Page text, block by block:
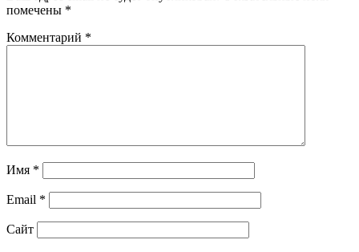
помечены *
Комментарий *
Имя *
Email *
Сайт